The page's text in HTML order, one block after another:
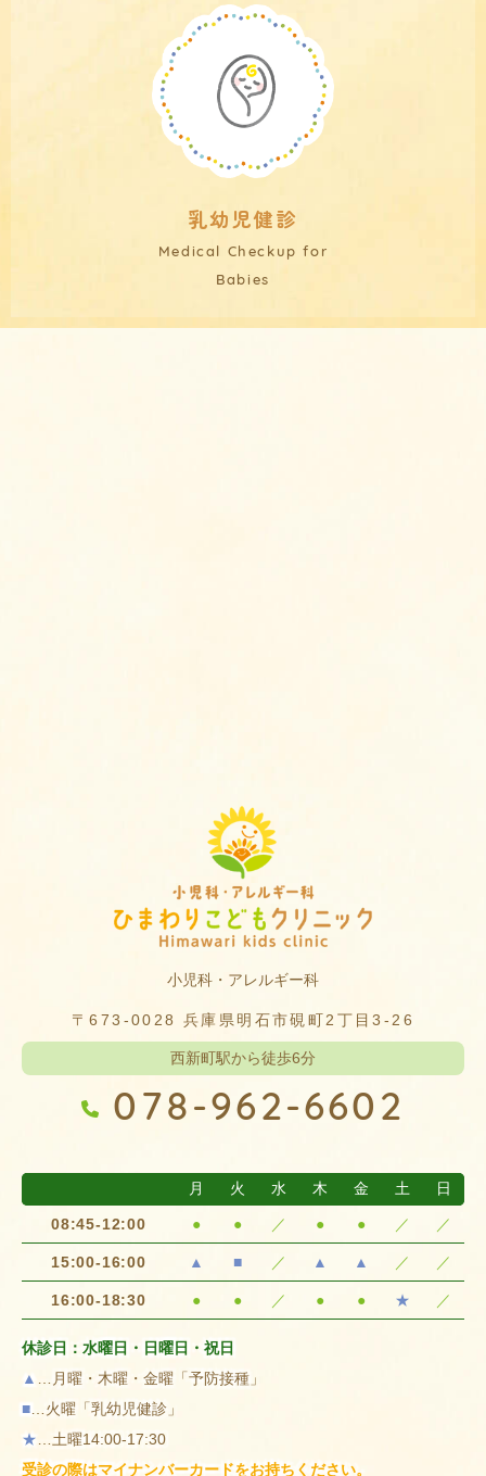
乳幼児健診
Medical Checkup for
Babies
小児科・アレルギー科
〒673-0028 兵庫県明石市硯町2丁目3-26
西新町駅から徒歩6分
078-962-6602
月 火 水 木 金 土 日
08:45-12:00 ● ● ／ ● ● ／ ／
15:00-16:00 ▲ ■ ／ ▲ ▲ ／ ／
16:00-18:30 ● ● ／ ● ● ★ ／
休診日：水曜日・日曜日・祝日
▲
…月曜・木曜・金曜「予防接種」
■ …火曜「乳幼児健診」
★ …土曜14:00-17:30
受診の際はマイナンバーカードをお持ちください。